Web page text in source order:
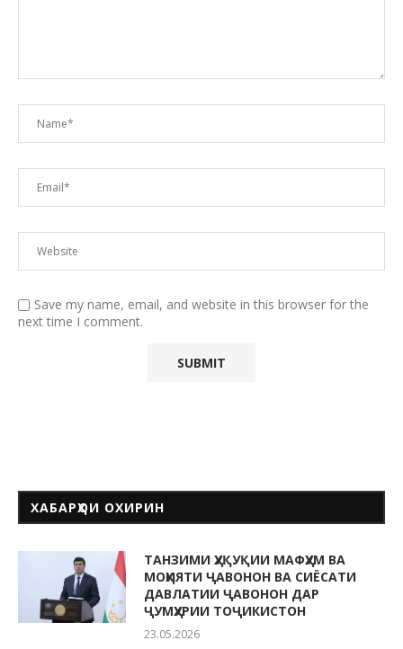
Save my name, email, and website in this browser for the
next time I comment.
ХАБАРҲОИ ОХИРИН
ТАНЗИМИ ҲУҚУҚИИ МАФҲУМ ВА
МОҲИЯТИ ҶАВОНОН ВА СИЁСАТИ
ДАВЛАТИИ ҶАВОНОН ДАР
ҶУМҲУРИИ ТОҶИКИСТОН
23.05.2026